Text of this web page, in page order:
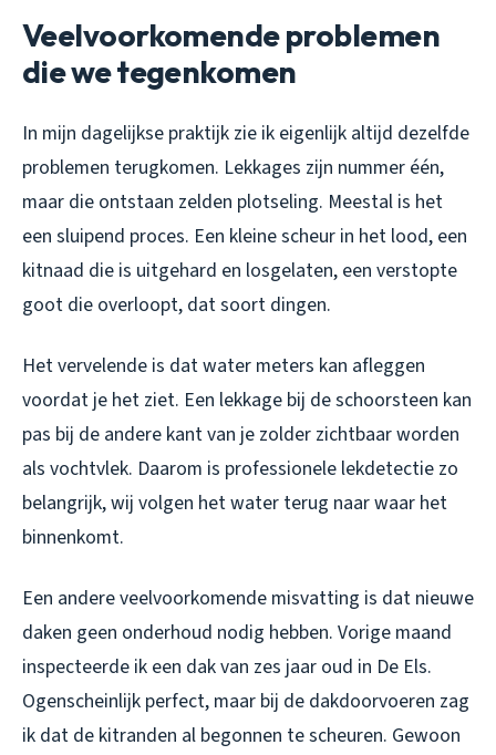
Veelvoorkomende problemen
die we tegenkomen
In mijn dagelijkse praktijk zie ik eigenlijk altijd dezelfde
problemen terugkomen. Lekkages zijn nummer één,
maar die ontstaan zelden plotseling. Meestal is het
een sluipend proces. Een kleine scheur in het lood, een
kitnaad die is uitgehard en losgelaten, een verstopte
goot die overloopt, dat soort dingen.
Het vervelende is dat water meters kan afleggen
voordat je het ziet. Een lekkage bij de schoorsteen kan
pas bij de andere kant van je zolder zichtbaar worden
als vochtvlek. Daarom is professionele lekdetectie zo
belangrijk, wij volgen het water terug naar waar het
binnenkomt.
Een andere veelvoorkomende misvatting is dat nieuwe
daken geen onderhoud nodig hebben. Vorige maand
inspecteerde ik een dak van zes jaar oud in De Els.
Ogenscheinlijk perfect, maar bij de dakdoorvoeren zag
ik dat de kitranden al begonnen te scheuren. Gewoon